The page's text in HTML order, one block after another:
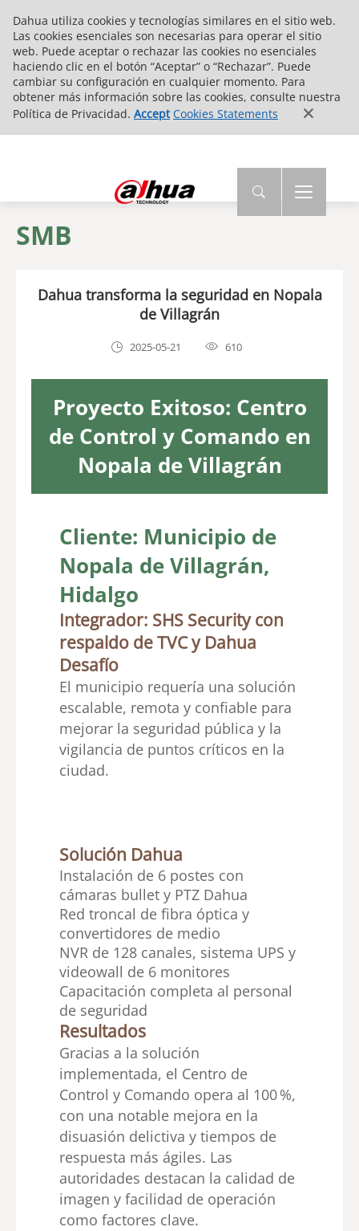
Dahua utiliza cookies y tecnologías similares en el sitio web.
Las cookies esenciales son necesarias para operar el sitio
web. Puede aceptar o rechazar las cookies no esenciales
haciendo clic en el botón “Aceptar” o “Rechazar”. Puede
cambiar su configuración en cualquier momento. Para
obtener más información sobre las cookies, consulte nuestra
Política de Privacidad. Accept Cookies Statements
SMB
Dahua transforma la seguridad en Nopala
de Villagrán
2025-05-21 610
Proyecto Exitoso: Centro
de Control y Comando en
Nopala de Villagrán
Cliente: Municipio de
Nopala de Villagrán,
Hidalgo
Integrador: SHS Security con
respaldo de TVC y Dahua
Desafío
El municipio requería una solución
escalable, remota y confiable para
mejorar la seguridad pública y la
vigilancia de puntos críticos en la
ciudad.
Solución Dahua
Instalación de 6 postes con
cámaras bullet y PTZ Dahua
Red troncal de fibra óptica y
convertidores de medio
NVR de 128 canales, sistema UPS y
videowall de 6 monitores
Capacitación completa al personal
de seguridad
Resultados
Gracias a la solución
implementada, el Centro de
Control y Comando opera al 100 %,
con una notable mejora en la
disuasión delictiva y tiempos de
respuesta más ágiles. Las
autoridades destacan la calidad de
imagen y facilidad de operación
como factores clave.